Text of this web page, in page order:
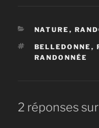
CATÉGORIES
NATURE ,
ÉTIQUETTES
BELLEDONNE ,
RANDONNÉE
2 réponses